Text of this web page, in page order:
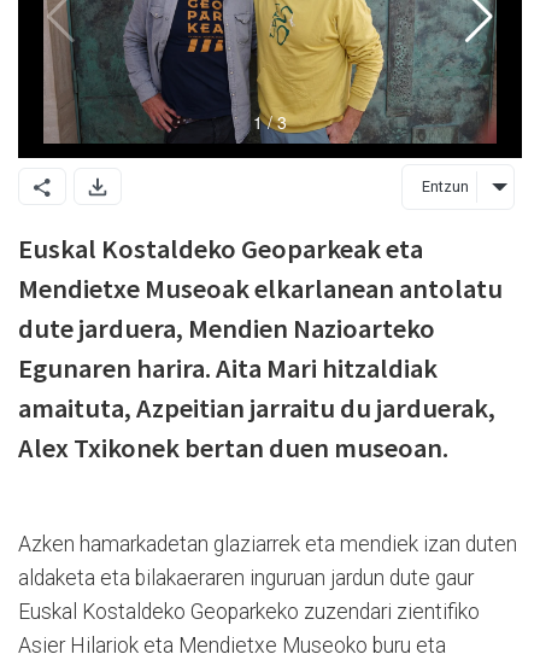
Entzun
Euskal Kostaldeko Geoparkeak eta
Mendietxe Museoak elkarlanean antolatu
dute jarduera, Mendien Nazioarteko
Egunaren harira. Aita Mari hitzaldiak
amaituta, Azpeitian jarraitu du jarduerak,
Alex Txikonek bertan duen museoan.
Azken hamarkadetan glaziarrek eta mendiek izan duten
aldaketa eta bilakaeraren inguruan jardun dute gaur
Euskal Kostaldeko Geoparkeko zuzendari zientifiko
Asier Hilariok eta Mendietxe Museoko buru eta